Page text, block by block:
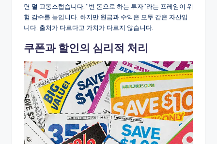
면 덜 고통스럽습니다. “번 돈으로 하는 투자”라는 프레임이 위
험 감수를 높입니다. 하지만 원금과 수익은 모두 같은 자산입
니다. 출처가 다르다고 가치가 다르지 않습니다.
쿠폰과 할인의 심리적 처리